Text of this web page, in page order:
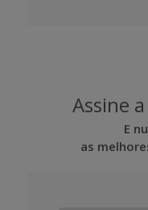
Assine
E
as